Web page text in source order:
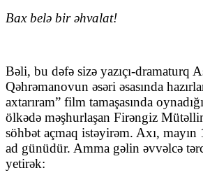
Bax belə bir əhvalat!
Bəli, bu dəfə sizə yazıçı-dramaturq
Qəhrəmanovun əsəri əsasında
axtarıram” film tamaşasında
ölkədə məşhurlaşan Firəngiz
söhbət açmaq istəyirəm. Axı,
ad günüdür. Amma gəlin əvvəlcə
yetirək: